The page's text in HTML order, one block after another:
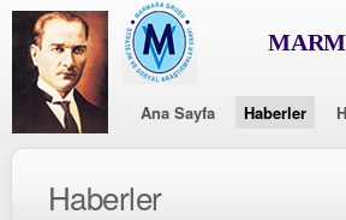
Ana Sayfa Haberler
Haberler